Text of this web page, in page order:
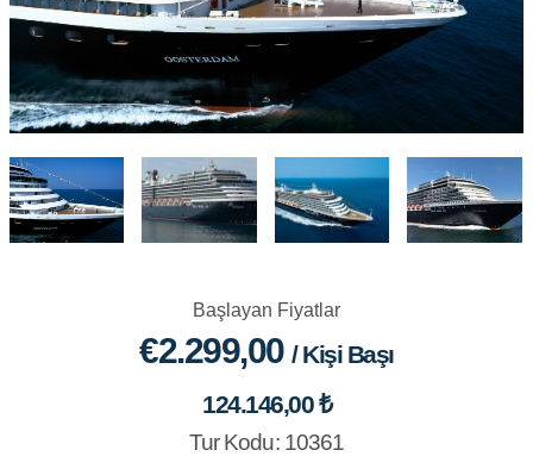
Başlayan Fiyatlar
€2.299,00/ Kişi Başı
124.146,00 ₺
Tur Kodu: 10361